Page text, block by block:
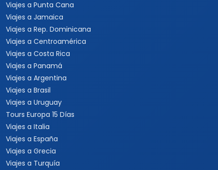
Viajes a Punta Cana
Viajes a Jamaica
Viajes a Rep. Dominicana
Viajes a Centroamérica
Viajes a Costa Rica
Viajes a Panamá
Viajes a Argentina
Viajes a Brasil
Viajes a Uruguay
Tours Europa 15 Días
Viajes a Italia
Viajes a España
Viajes a Grecia
Viajes a Turquía